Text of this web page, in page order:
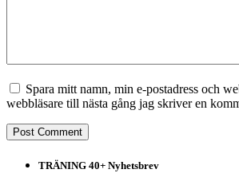
Spara mitt namn, min e-postadress och
webbläsare till nästa gång jag skriver en
TRÄNING 40+ Nyhetsbrev